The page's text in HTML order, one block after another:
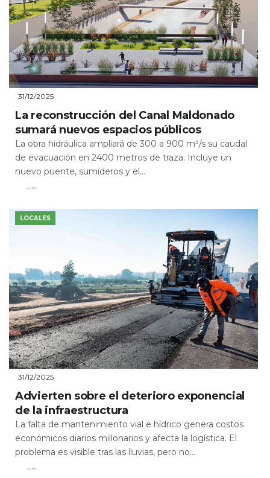
31/12/2025
La reconstrucción del Canal Maldonado
sumará nuevos espacios públicos
La obra hidráulica ampliará de 300 a 900 m³/s su caudal
de evacuación en 2400 metros de traza. Incluye un
nuevo puente, sumideros y el...
Leer Más
LOCALES
31/12/2025
Advierten sobre el deterioro exponencial
de la infraestructura
La falta de mantenimiento vial e hídrico genera costos
económicos diarios millonarios y afecta la logística. El
problema es visible tras las lluvias, pero no...
Leer Más